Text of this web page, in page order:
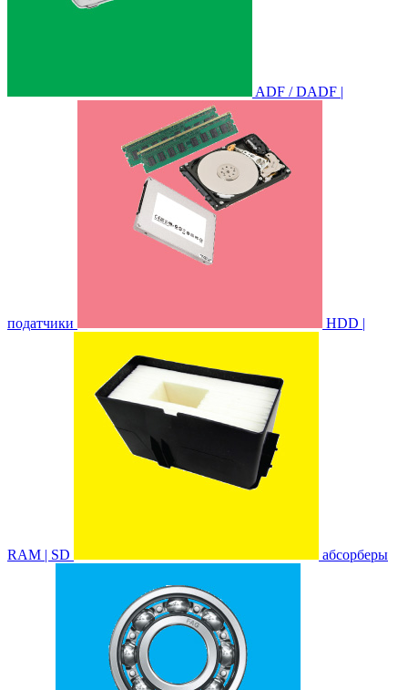
ADF / DADF |
податчики HDD |
RAM | SD абсорберы